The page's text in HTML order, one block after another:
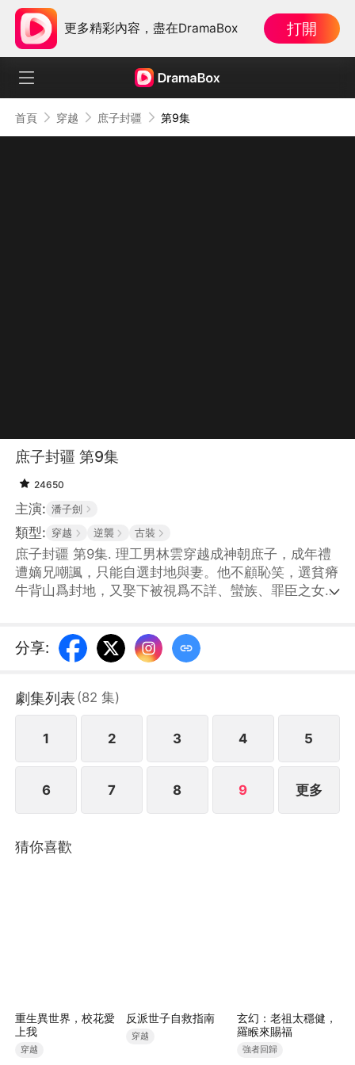
更多精彩內容，盡在DramaBox 打開
首頁 穿越 庶子封疆 第9集
庶子封疆 第9集
24650
主演: 潘子劍
類型: 穿越 逆襲 古裝
庶子封疆 第9集. 理工男林雲穿越成神朝庶子，成年禮
遭嫡兄嘲諷，只能自選封地與妻。他不顧恥笑，選貧瘠
牛背山爲封地，又娶下被視爲不詳、蠻族、罪臣之女的
香水賺金，收服民心組建私軍。嫡兄林軒屢次陷害刁
難，林雲憑科學知識造降雨彈解大旱絕境，三女也各展
智慧步步崛起，亂世博弈纔剛拉開序幕。
分享:
劇集列表 (82 集)
1 2 3 4 5
6 7 8 9 更多
猜你喜歡
重生異世界，校花愛
上我
穿越
反派世子自救指南
穿越
玄幻：老祖太穩健，
羅睺來賜福
強者回歸